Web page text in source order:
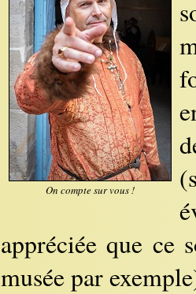
On compte sur vous !
appréciée que ce
musée par